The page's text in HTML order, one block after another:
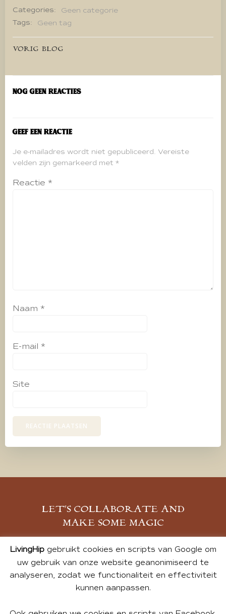
Categories:
Geen categorie
Tags:
Geen tag
Bericht
navigatie
VORIG BLOG
Nog geen reacties
Geef een reactie
Je e-mailadres wordt niet gepubliceerd. Vereiste
velden zijn gemarkeerd met *
Reactie *
Naam *
E-mail *
Site
LET’S COLLABORATE AND
MAKE SOME MAGIC
MELD JE AAN
LivingHipgebruikt cookies en scripts van Google om
uw gebruik van onze website geanonimiseerd te
analyseren, zodat we functionaliteit en effectiviteit
kunnen aanpassen.